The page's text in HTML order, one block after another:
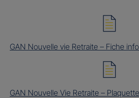
GAN Nouvelle vie Retraite – Fiche
GAN Nouvelle Vie Retraite – Plaquette